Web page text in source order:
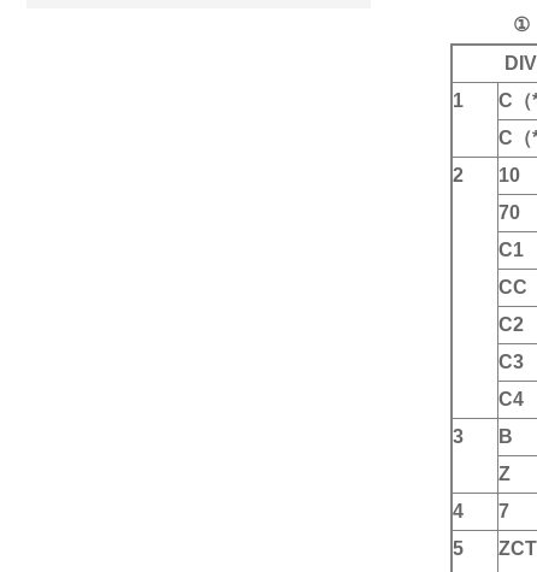
① ②
DIV
1
C（
C（
2
10
70
C1
CC
C2
C3
C4
3
B
Z
4
7
5
ZCT